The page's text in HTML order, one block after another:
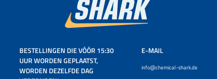
BESTELLINGEN DIE VÓÓR 15:30
UUR WORDEN GEPLAATST,
WORDEN DEZELFDE DAG
E-MAIL
info@chemical-shark.de